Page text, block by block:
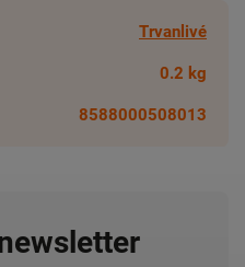
Trvanlivé
0.2 kg
8588000508013